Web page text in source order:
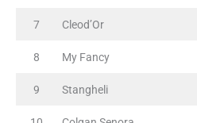
7 Cleod’Or
8 My Fancy
9 Stangheli